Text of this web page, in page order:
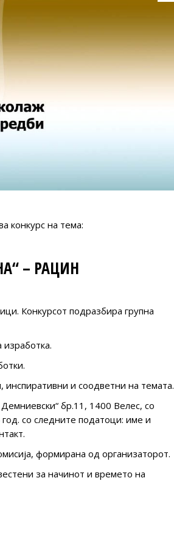
конкурс на тема:
– РАЦИН
Конкурсот подразбира групна
инспиративни и соодветни на темата.
бр.11, 1400 Велес, со
со следните податоци: име и
формирана од организаторот.
за начинот и времето на